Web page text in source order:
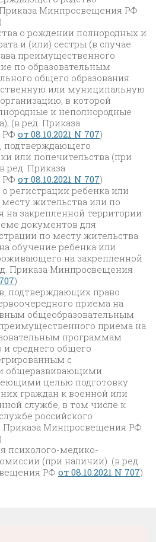
Приказа Минпросвещения РФ
о рождении полнородных и
и (или) сестры (в случае
преимущественного
по образовательным
общего образования
или муниципальную
в которой
и неполнородные
(в ред. Приказа
РФ от 08.10.2021 N 707)
подтверждающего
или попечительства (при
ред. Приказа
РФ от 08.10.2021 N 707)
регистрации ребенка или
жительства или по
на закрепленной территории
документов для
по месту жительства
обучение ребенка или
на закрепленной
Приказа Минпросвещения
)
подтверждающих право
приема на
общеобразовательным
приема на
программам
и среднего общего
с
общеразвивающими
целью подготовку
граждан к военной или
службе, в том числе к
российского
Приказа Минпросвещения РФ
психолого-медико-
(при наличии). (в ред.
РФ от 08.10.2021 N 707)